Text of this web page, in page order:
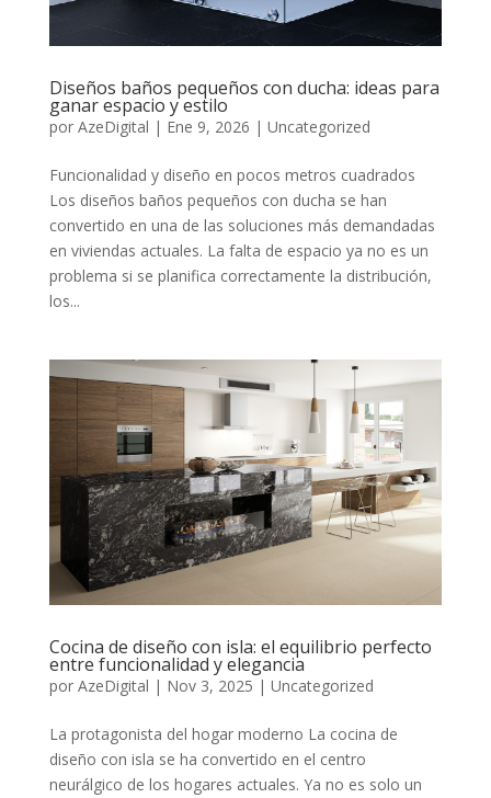
Diseños baños pequeños con ducha: ideas para
ganar espacio y estilo
por AzeDigital | Ene 9, 2026 | Uncategorized
Funcionalidad y diseño en pocos metros cuadrados
Los diseños baños pequeños con ducha se han
convertido en una de las soluciones más demandadas
en viviendas actuales. La falta de espacio ya no es un
problema si se planifica correctamente la distribución,
los...
Cocina de diseño con isla: el equilibrio perfecto
entre funcionalidad y elegancia
por AzeDigital | Nov 3, 2025 | Uncategorized
La protagonista del hogar moderno La cocina de
diseño con isla se ha convertido en el centro
neurálgico de los hogares actuales. Ya no es solo un